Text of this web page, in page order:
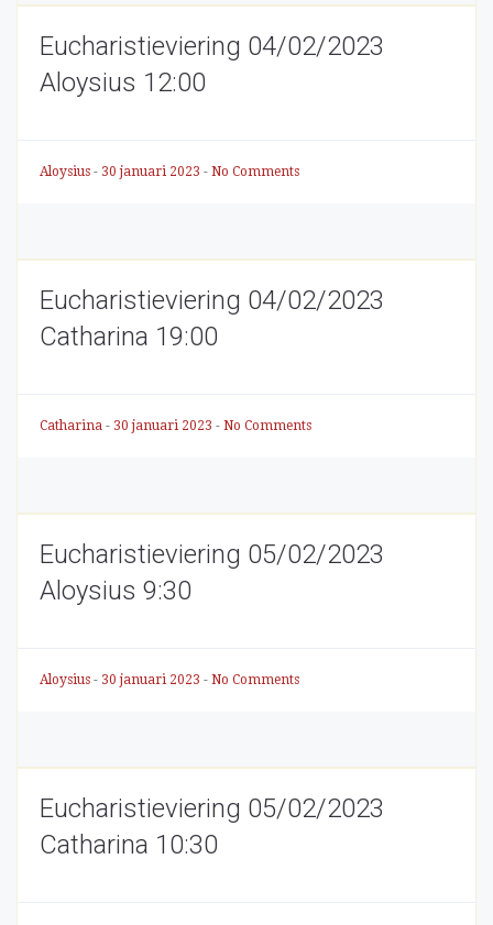
Eucharistieviering 04/02/2023
Aloysius 12:00
Aloysius - 30 januari 2023 - No Comments
Eucharistieviering 04/02/2023
Catharina 19:00
Catharina - 30 januari 2023 - No Comments
Eucharistieviering 05/02/2023
Aloysius 9:30
Aloysius - 30 januari 2023 - No Comments
Eucharistieviering 05/02/2023
Catharina 10:30